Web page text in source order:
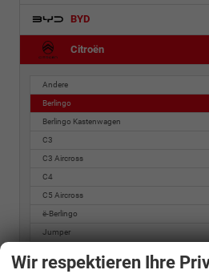
BYD
Citroën
Andere
Berlingo
Berlingo Kastenwagen
C3
C3 Aircross
C4
C5 Aircross
ë-Berlingo
Jumper
Jumpy Kastenwagen
Wir respektieren Ihre